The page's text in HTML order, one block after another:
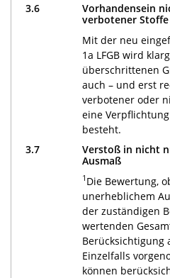
3.6
Vorhandensein
verbotener Stoffe
Mit der neu
1a LFGB wird
überschrittenen
auch – und erst
verbotener oder
eine
besteht.
3.7
Verstoß in nicht
Ausmaß
1 Die Bewertung,
unerheblichem
der zuständigen
wertenden
Berücksichtigung
Einzelfalls
können